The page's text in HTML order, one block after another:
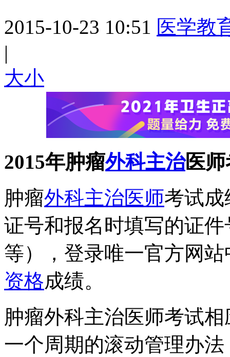
2015-10-23 10:51 医学教
|
大小
2015年肿瘤外科主治医
肿瘤外科主治医师考试
证号和报名时填写的证
等），登录唯一官方网
资格成绩。
肿瘤外科主治医师考试
一个周期的滚动管理办